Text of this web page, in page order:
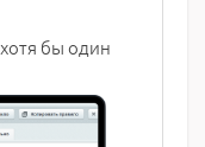
бы один